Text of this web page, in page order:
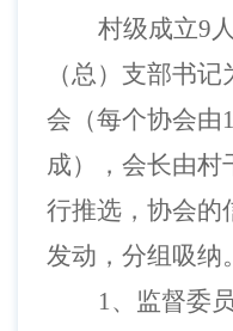
村级成立9
（总）支部书
会（每个协会由
成），会长由村
行推选，协会的
发动，分组吸纳
1、 监督委